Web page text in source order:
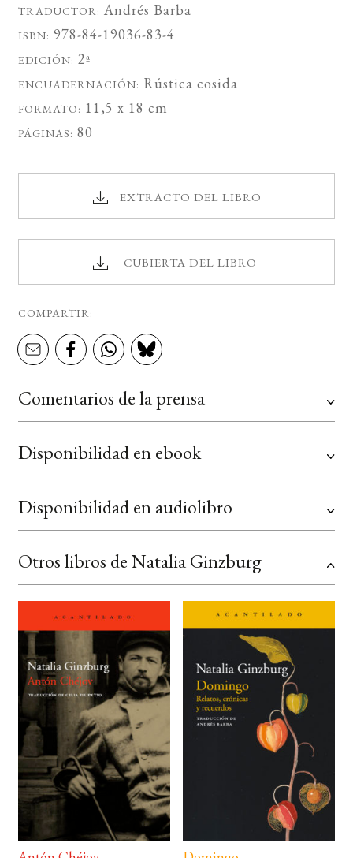
TRADUCTOR: Andrés Barba
ISBN: 978-84-19036-83-4
EDICIÓN: 2ª
ENCUADERNACIÓN: Rústica cosida
FORMATO: 11,5 x 18 cm
PÁGINAS: 80
EXTRACTO DEL LIBRO
CUBIERTA DEL LIBRO
COMPARTIR:
Comentarios de la prensa
Disponibilidad en ebook
Disponibilidad en audiolibro
Otros libros de Natalia Ginzburg